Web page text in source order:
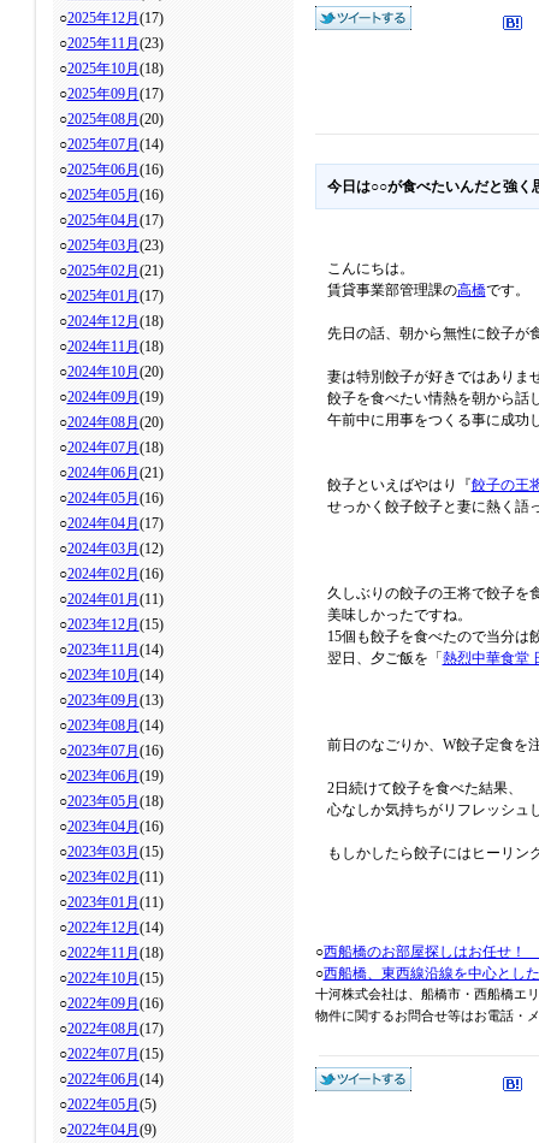
○2025年12月 (17)
○2025年11月 (23)
○2025年10月 (18)
○2025年09月 (17)
○2025年08月 (20)
○2025年07月 (14)
○2025年06月 (16)
○2025年05月 (16)
○2025年04月 (17)
○2025年03月 (23)
○2025年02月 (21)
○2025年01月 (17)
○2024年12月 (18)
○2024年11月 (18)
○2024年10月 (20)
○2024年09月 (19)
○2024年08月 (20)
○2024年07月 (18)
○2024年06月 (21)
○2024年05月 (16)
○2024年04月 (17)
○2024年03月 (12)
○2024年02月 (16)
○2024年01月 (11)
○2023年12月 (15)
○2023年11月 (14)
○2023年10月 (14)
○2023年09月 (13)
○2023年08月 (14)
○2023年07月 (16)
○2023年06月 (19)
○2023年05月 (18)
○2023年04月 (16)
○2023年03月 (15)
○2023年02月 (11)
○2023年01月 (11)
○2022年12月 (14)
○2022年11月 (18)
○2022年10月 (15)
○2022年09月 (16)
○2022年08月 (17)
○2022年07月 (15)
○2022年06月 (14)
○2022年05月 (5)
○2022年04月 (9)
今日は○○が食べたいんだと強く
こんにちは。
賃貸事業部管理課の高橋です。
先日の話、朝から無性に餃子が
妻は特別餃子が好きではありま
餃子を食べたい情熱を朝から話
午前中に用事をつくる事に成功
餃子といえばやはり『餃子の王
せっかく餃子餃子と妻に熱く語
久しぶりの餃子の王将で餃子を
美味しかったですね。
15個も餃子を食べたので当分は
翌日、夕ご飯を「 熱烈中華食堂
前日のなごりか、W餃子定食を
2日続けて餃子を食べた結果、
心なしか気持ちがリフレッシュ
もしかしたら餃子にはヒーリン
○西船橋のお部屋探しはお任せ！
○西船橋、東西線沿線を中心とし
十河株式会社は、船橋市・西船橋エ
物件に関するお問合せ等はお電話・